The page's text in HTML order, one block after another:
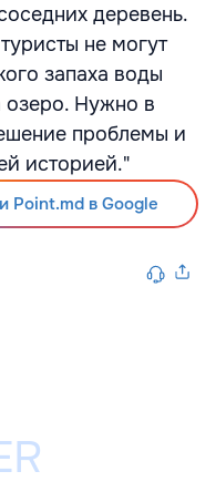
деревень.
не могут
запаха воды
озеро. Нужно в
проблемы и
историей."
Point.md в Google